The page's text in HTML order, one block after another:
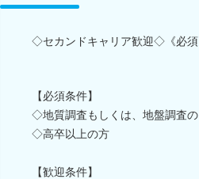
◇セカンドキャリア歓迎◇《必
【必須条件】
◇地質調査もしくは、地盤調査
◇高卒以上の方
【歓迎条件】